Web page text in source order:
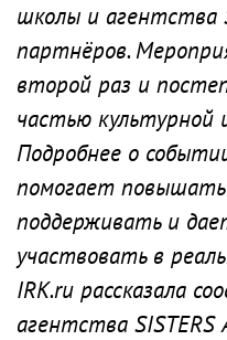
школы и агентства
партнёров.
второй раз и
частью культурной
Подробнее о
помогает повышать
поддерживать и
участвовать в
IRK.ru рассказала
агентства SISTERS